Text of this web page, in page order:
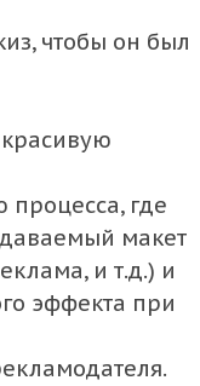
чтобы он был
процесса, где
макет
и т.д.) и
эффекта при